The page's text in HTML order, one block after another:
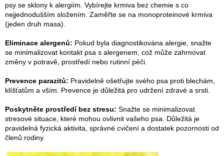
psy se sklony k alergiím. Vybírejte krmiva bez chemie s co
nejjednodušším složením. Zaměřte se na monoproteinové krmiva
(jeden druh masa).
Eliminace alergenů: Pokud byla diagnostikována alergie, snažte
se minimalizovat kontakt psa s alergenem, což může zahrnovat
změny v potravě, prostředí nebo rutinní péči.
Prevence parazitů: Pravidelně ošetřujte svého psa proti blechám,
klíšťatům a vším. Prevence je důležitá pro udržení zdravé a srsti.
Poskytněte prostředí bez stresu: Snažte se minimalizovat
stresové situace, které mohou ovlivnit vašeho psa. Důležitá je
pravidelná fyzická aktivita, správné cvičení a dostatek pozornosti od
členů rodiny.